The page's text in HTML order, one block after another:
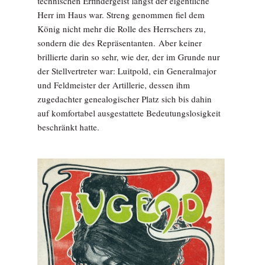
Herr im Haus war. Streng genommen fiel dem
König nicht mehr die Rolle des Herrschers zu,
sondern die des Repräsentanten. Aber keiner
brillierte darin so sehr, wie der, der im Grunde nur
der Stellvertreter war: Luitpold, ein Generalmajor
und Feldmeister der Artillerie, dessen ihm
zugedachter genealogischer Platz sich bis dahin
auf komfortabel ausgestattete Bedeutungslosigkeit
beschränkt hatte.